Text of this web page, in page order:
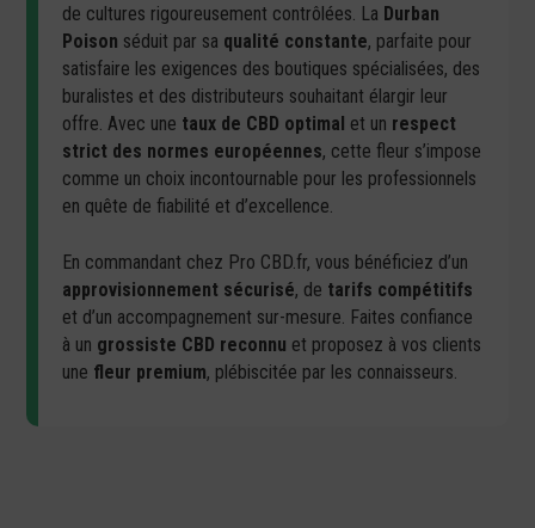
de cultures rigoureusement contrôlées. La Durban
Poison séduit par sa qualité constante, parfaite pour
satisfaire les exigences des boutiques spécialisées, des
buralistes et des distributeurs souhaitant élargir leur
offre. Avec une taux de CBD optimal et un respect
strict des normes européennes, cette fleur s’impose
comme un choix incontournable pour les professionnels
en quête de fiabilité et d’excellence.
En commandant chez Pro CBD.fr, vous bénéficiez d’un
approvisionnement sécurisé, de tarifs compétitifs
et d’un accompagnement sur-mesure. Faites confiance
à un grossiste CBD reconnu et proposez à vos clients
une fleur premium, plébiscitée par les connaisseurs.